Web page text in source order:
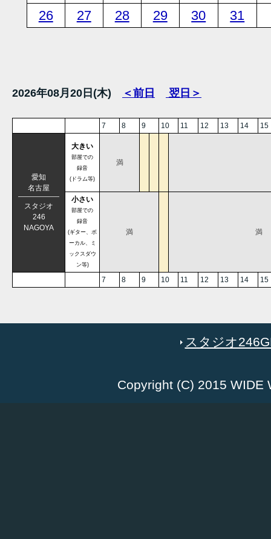
26
27 28 29 30 31
2026年08月20日(木) ＜前日 翌日＞
7 8 9 10 11 12 13 14 15
愛知
名古屋
スタジオ
246
NAGOYA
大きい
部屋での
録音
(ドラム等)
満
小さい
部屋での
録音
(ギター、ボ
ーカル、ミ
ックスダウ
ン等)
満 満
7 8 9 10 11 12 13 14 15
スタジオ
Copyright (C) 2015 WIDE